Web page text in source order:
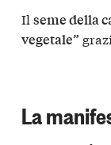
Il seme della
vegetale”
La